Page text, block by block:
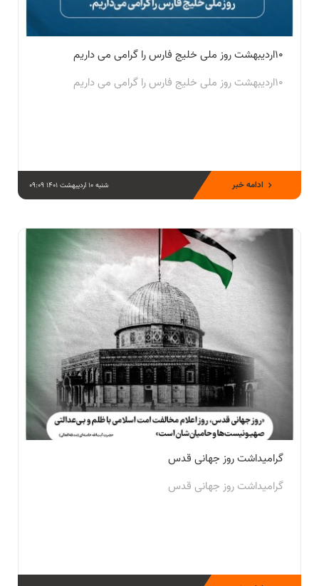
۱۰اردیبهشت روز ملی خلیج فارس را گرامی می داریم
۱۰اردیبهشت روز ملی خلیج فارس را گرامی می داریم
شنبه 10 اردیبهشت 1401 09:09 ادامه خبر
گرامیداشت روز جهانی قدس
گرامیداشت روز جهانی قدس